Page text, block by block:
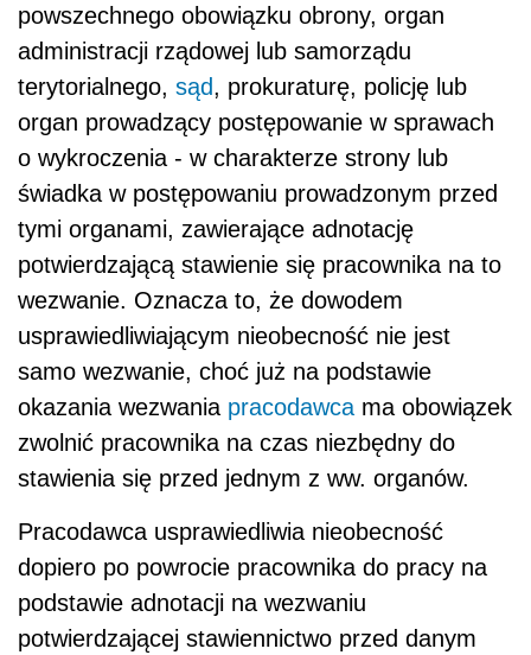
powszechnego obowiązku obrony, organ
administracji rządowej lub samorządu
terytorialnego, sąd, prokuraturę, policję lub
organ prowadzący postępowanie w sprawach
o wykroczenia - w charakterze strony lub
świadka w postępowaniu prowadzonym przed
tymi organami, zawierające adnotację
potwierdzającą stawienie się pracownika na to
wezwanie. Oznacza to, że dowodem
usprawiedliwiającym nieobecność nie jest
samo wezwanie, choć już na podstawie
okazania wezwania pracodawca ma obowiązek
zwolnić pracownika na czas niezbędny do
stawienia się przed jednym z ww. organów.
Pracodawca usprawiedliwia nieobecność
dopiero po powrocie pracownika do pracy na
podstawie adnotacji na wezwaniu
potwierdzającej stawiennictwo przed danym